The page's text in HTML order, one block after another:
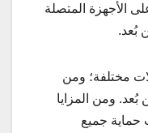
الأجهزة المتصلة
بُعد.
مختلفة؛ ومن
بُعد. ومن المزايا
حماية جميع